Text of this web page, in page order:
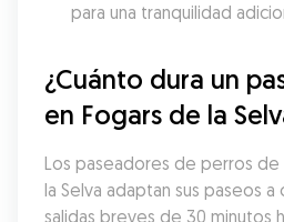
para una tranquilidad
¿Cuánto dura un
en Fogars de la
Los paseadores de perros
la Selva adaptan sus paseos
salidas breves de 30 minutos